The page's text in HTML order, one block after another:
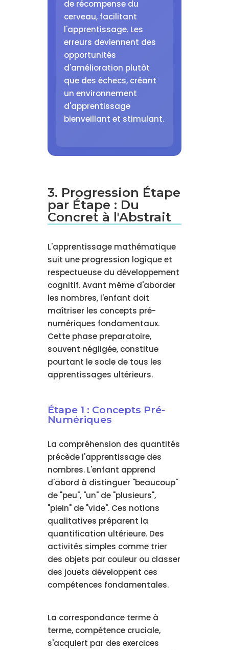
de récompense du
cerveau, facilitant
l'apprentissage. Les
erreurs deviennent des
opportunités
d'amélioration plutôt
que des échecs, créant
un environnement
d'apprentissage
bienveillant et stimulant.
3. Progression Étape
par Étape : Du
Concret à l'Abstrait
L'apprentissage mathématique
suit une progression logique et
respectueuse du développement
cognitif. Avant même d'aborder
les nombres, l'enfant doit
maîtriser les concepts pré-
numériques fondamentaux.
Cette phase preparatoire,
souvent négligée, constitue
pourtant le socle de tous les
apprentissages ultérieurs.
Étape 1 : Concepts Pré-
Numériques
La compréhension des quantités
précède l'apprentissage des
nombres. L'enfant apprend
d'abord à distinguer "beaucoup"
de "peu", "un" de "plusieurs",
"plein" de "vide". Ces notions
qualitatives préparent la
quantification ultérieure. Des
activités simples comme trier
des objets par couleur ou classer
des jouets développent ces
compétences fondamentales.
La correspondance terme à
terme, compétence cruciale,
s'acquiert par des exercices